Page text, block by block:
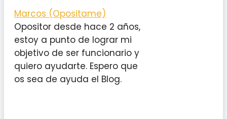
Marcos (Opositame)
Opositor desde hace 2 años,
estoy a punto de lograr mi
objetivo de ser funcionario y
quiero ayudarte. Espero que
os sea de ayuda el Blog.